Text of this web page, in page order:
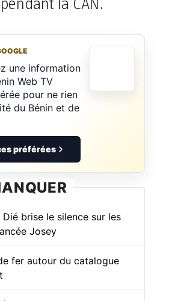
la CAN.
une information
Web TV
pour ne rien
du Bénin et de
préférées
Dié brise le silence sur les
Josey
fer autour du catalogue